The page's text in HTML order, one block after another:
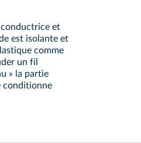
conductrice et
est isolante et
comme
un fil
» la partie
conditionne